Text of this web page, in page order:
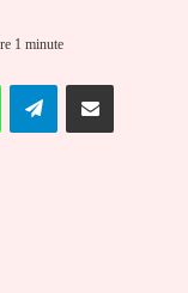
1 minute
WhatsAppTelegramPartager par email